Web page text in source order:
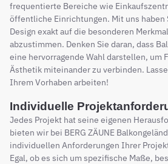
frequentierte Bereiche wie
öffentliche Einrichtungen. Mit uns haben
Design exakt auf die besonderen
abzustimmen. Denken Sie daran, dass
eine hervorragende Wahl darstellen, um
Ästhetik miteinander zu verbinden.
Ihrem Vorhaben arbeiten!
Individuelle
Jedes Projekt hat seine eigenen
bieten wir bei BERG ZÄUNE
individuellen Anforderungen Ihrer
Egal, ob es sich um spezifische Maße,